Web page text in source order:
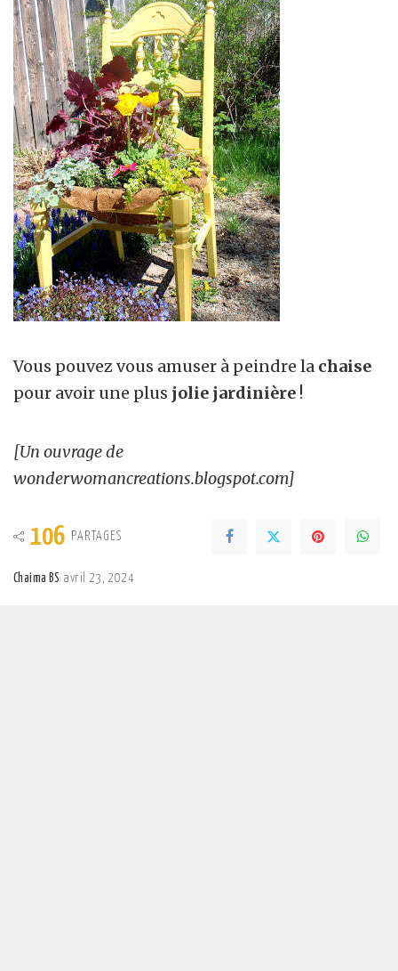
Vous pouvez vous amuser à peindre la chaise
pour avoir une plus jolie jardinière !
[Un ouvrage de
wonderwomancreations.blogspot.com]
106 PARTAGES
Chaima BS avril 23, 2024